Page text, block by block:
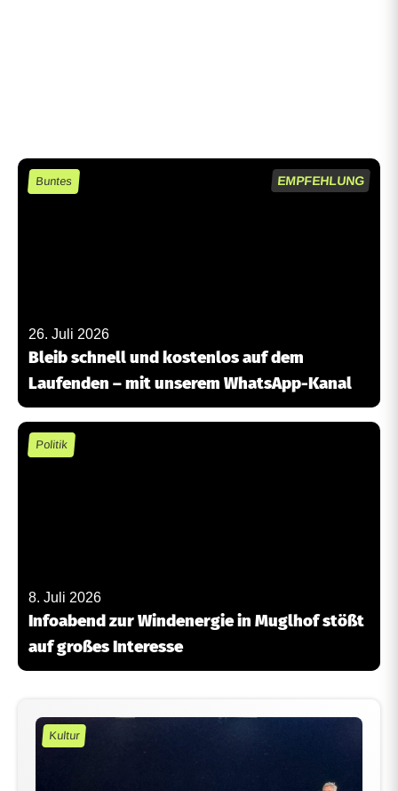
EMPFEHLUNG
Buntes
26. Juli 2026
Bleib schnell und kostenlos auf dem
Laufenden – mit unserem WhatsApp-Kanal
Politik
8. Juli 2026
Infoabend zur Windenergie in Muglhof stößt
auf großes Interesse
Kultur